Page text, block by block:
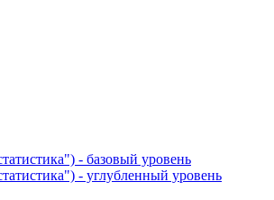
- базовый уровень
- углубленный уровень